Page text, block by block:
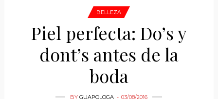
BELLEZA
Piel perfecta: Do’s y
dont’s antes de la
boda
BYGUAPOLOGA 03/08/2016